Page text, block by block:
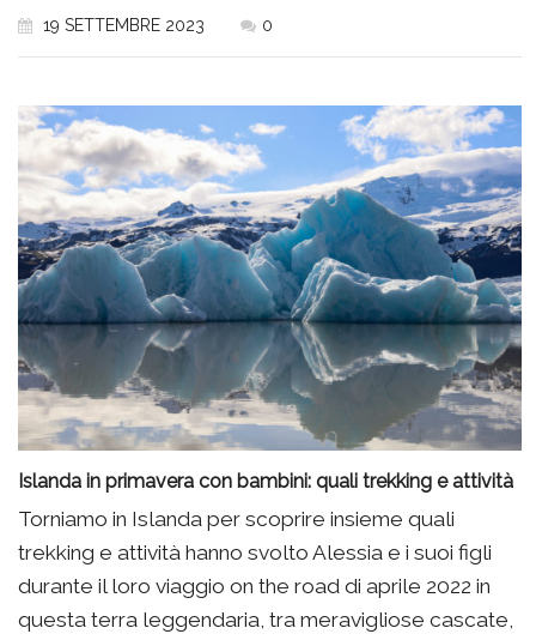
19 SETTEMBRE 2023 0
Islanda in primavera con bambini: quali trekking e attività
Torniamo in Islanda per scoprire insieme quali
trekking e attività hanno svolto Alessia e i suoi figli
durante il loro viaggio on the road di aprile 2022 in
questa terra leggendaria, tra meravigliose cascate,